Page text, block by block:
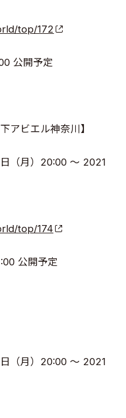
top/172
公開予定​
アビエル神奈川】​
（月）20:00 ～ 2021
top/174
公開予定​​
（月）20:00 ～ 2021